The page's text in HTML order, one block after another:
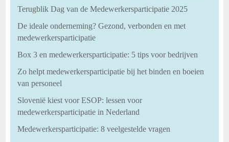
Terugblik Dag van de Medewerkersparticipatie 2025
De ideale onderneming? Gezond, verbonden en met
medewerkersparticipatie
Box 3 en medewerkersparticipatie: 5 tips voor bedrijven
Zo helpt medewerkersparticipatie bij het binden en boeien
van personeel
Slovenië kiest voor ESOP: lessen voor
medewerkersparticipatie in Nederland
Medewerkersparticipatie: 8 veelgestelde vragen